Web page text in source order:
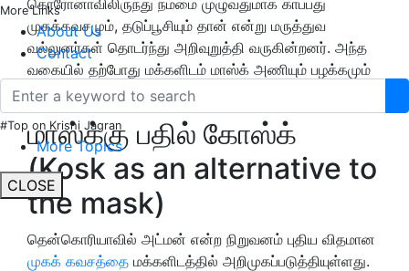
More Links
About Us
Contact
#Top on Krishi Jagran
More Topics
CLOSE
முகக்கவசமும், தடுப்பூசியும் தான் என்று மருத்துவ
வல்லுனர்கள் தொடர்ந்து அறிவுறுத்தி வருகின்றனர். அந்த
வகையில் தற்போது மக்களிடம் மாஸ்க் அணியும் பழக்கமும்
அதிகரித்து வருவது ஆரோக்கியமான செய்தி.
மாஸ்க்கு பதில் கோஸ்க்
(Kosk as an alternative to
the mask)
தென்கொரியாவில் அட்மன் என்ற நிறுவனம் புதிய விதமான
முகக் கவசத்தை மக்களிடத்தில் அறிமுகப்படுத்தியுள்ளது.